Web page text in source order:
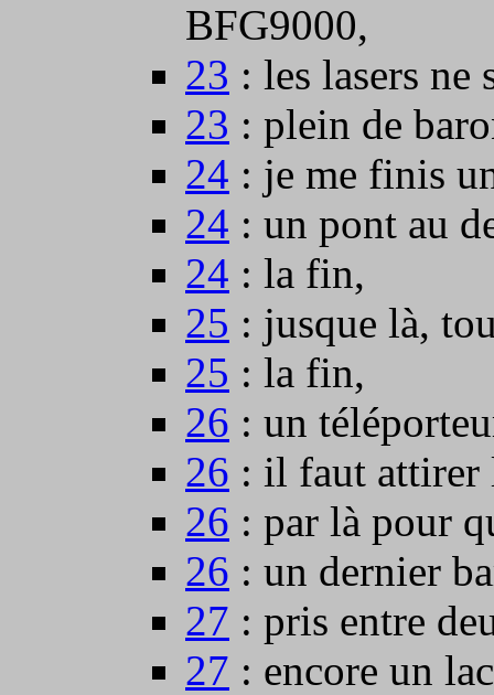
BFG9000,
23 : les lasers ne
23 : plein de
24 : je me finis
24 : un pont au
24 : la fin,
25 : jusque là,
25 : la fin,
26 : un
26 : il faut attirer
26 : par là pour
26 : un dernier
27 : pris entre
27 : encore un